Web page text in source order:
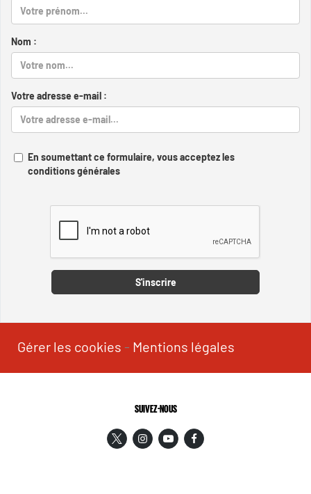
Nom :
Votre adresse e-mail :
En soumettant ce formulaire, vous acceptez les
conditions générales
S'inscrire
Gérer les cookies - Mentions légales
SUIVEZ-NOUS